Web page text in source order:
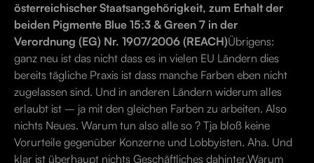
österreichischer Staatsangehörigkeit, zum Erhalt der
beiden Pigmente Blue 15:3 & Green 7 in der
Verordnung (EG) Nr. 1907/2006 (REACH)Übrigens:
ganz neu ist das nicht dass es in vielen EU Ländern dies
bereits tägliche Praxis ist dass manche Farben eben nicht
zugelassen sind. Und in anderen Ländern widerum alles
erlaubt ist – ja mit den gleichen Farben zu arbeiten. Also
nichts Neues. Warum tun also alle so ? Tja bloß keine
Vorurteile gegenüber Konzerne und Lobbyisten. Aha. Und
klar ist überhaupt nichts Geschäftliches dahinter.Warum